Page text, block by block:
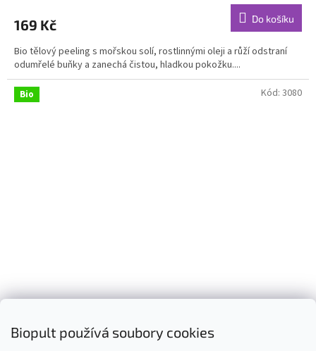
Biopult používá soubory cookies
je
z
5
hvězdiček.
169 Kč Do košíku
Bio tělový peeling s mořskou solí, rostlinnými oleji a růží odstraní
odumřelé buňky a zanechá čistou, hladkou pokožku....
Bio Kód: 3080